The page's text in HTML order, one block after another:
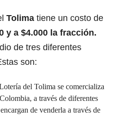
Tolima tiene un costo de
y a $4.000 la fracción.
de tres diferentes
son:
del Tolima se comercializa
a través de diferentes
de venderla a través de